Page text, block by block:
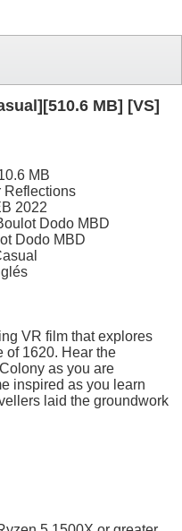
MB] [VS]
MB
Reflections
2022
Dodo MBD
Dodo MBD
VR film that explores
of 1620. Hear the
as you are
inspired as you learn
laid the groundwork